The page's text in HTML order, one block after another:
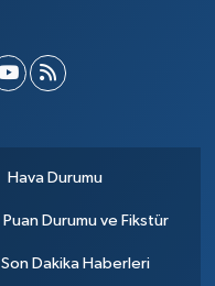
Hava Durumu
Puan Durumu ve Fikstür
Son Dakika Haberleri